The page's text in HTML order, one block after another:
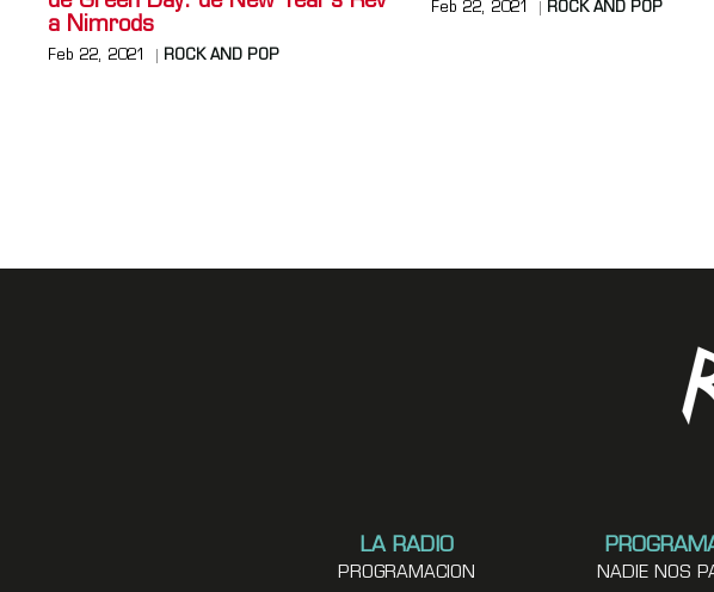
a Nimrods
Feb 22, 2021 ROCK AND POP
Feb 22, 2021 ROCK AND POP
LA RADIO
PROGRAMACION
NADIE NOS